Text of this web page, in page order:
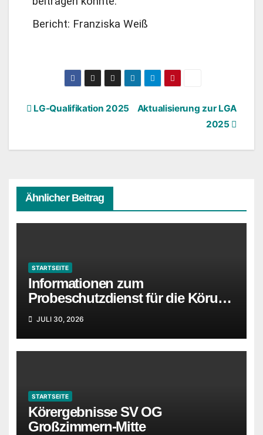
Bericht: Franziska Weiß
Aktualisierung zur LGA
2025
LG-Qualifikation 2025
Ähnlicher Beitrag
STARTSEITE
Informationen zum
Probeschutzdienst für die Körung
in Idstein wurden ergänzt
JULI 30, 2026
STARTSEITE
Körergebnisse SV OG
Großzimmern-Mitte